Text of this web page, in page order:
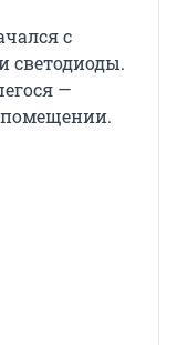
с
светодиоды.
—
помещении.